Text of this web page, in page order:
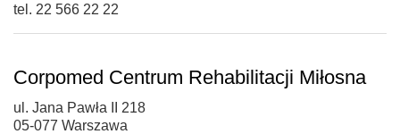
tel. 22 566 22 22
Corpomed Centrum Rehabilitacji Miłosna
ul. Jana Pawła II 218
05-077 Warszawa